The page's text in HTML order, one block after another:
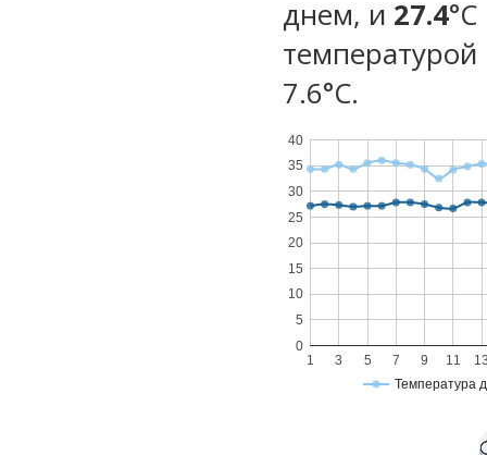
днем, и 27.4
температурой
7.6°С.
Температура
1 3 5 7 9 11
0
5
10
15
20
25
30
35
40